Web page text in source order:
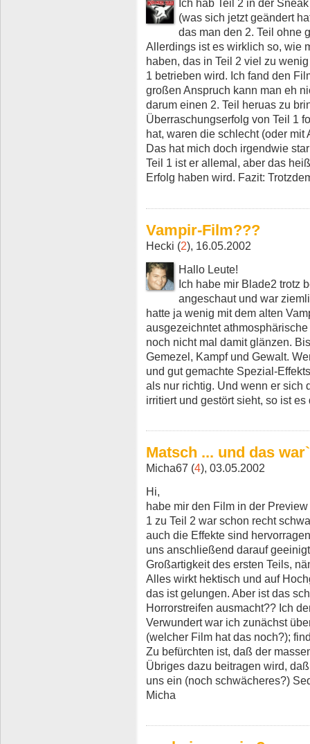
Ich hab Teil 2 in der
(was sich jetzt geändert
das man den 2. Teil ohne
Allerdings ist es wirklich so, wie
haben, das in Teil 2 viel zu
1 betrieben wird. Ich fand den
großen Anspruch kann man eh
darum einen 2. Teil heruas zu
Überraschungserfolg von Teil 1
hat, waren die schlecht (oder
Das hat mich doch irgendwie
Teil 1 ist er allemal, aber das
Erfolg haben wird. Fazit:
Vampir-Film???
Hecki (2), 16.05.2002
Hallo Leute!
Ich habe mir Blade2 trotz
angeschaut und war
hatte ja wenig mit dem alten
ausgezeichntet
noch nicht mal damit glänzen.
Gemezel, Kampf und Gewalt.
und gut gemachte Spezial-
als nur richtig. Und wenn er sich
irritiert und gestört sieht, so ist
Matsch ... und das
Micha67 (4), 03.05.2002
Hi,
habe mir den Film in der
1 zu Teil 2 war schon recht
auch die Effekte sind
uns anschließend darauf
Großartigkeit des ersten Teils,
Alles wirkt hektisch und auf
das ist gelungen. Aber ist das
Horrorstreifen ausmacht?? Ich
Verwundert war ich zunächst
(welcher Film hat das noch?);
Zu befürchten ist, daß der
Übriges dazu beitragen wird,
uns ein (noch schwächeres?)
Micha